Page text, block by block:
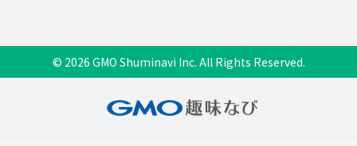
© 2026 GMO Shuminavi Inc. All Rights Reserved.